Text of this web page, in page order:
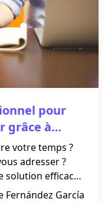
pour
grâce à
votre temps ?
adresser ?
solution efficace
Fernández García